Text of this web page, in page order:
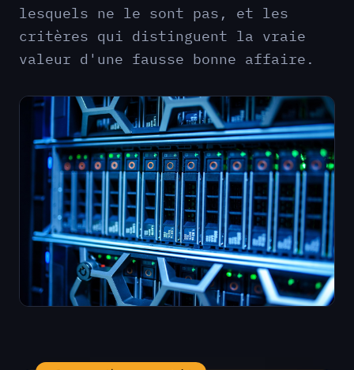
lesquels ne le sont pas, et les
critères qui distinguent la vraie
valeur d'une fausse bonne affaire.